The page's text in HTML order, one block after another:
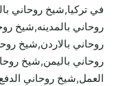
في تركيا,شيخ روحاني
روحاني بالمدينه,شيخ
روحاني بالاردن,شيخ
روحاني باليمن,شيخ
العمل,شيخ روحاني